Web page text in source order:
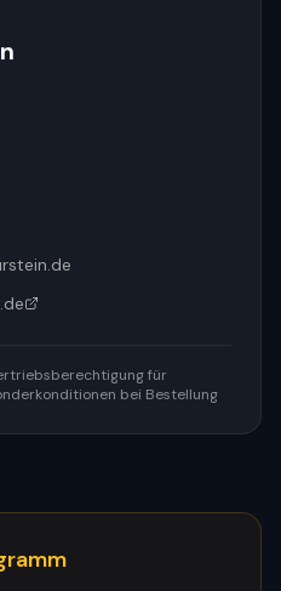
für
bei Bestellung